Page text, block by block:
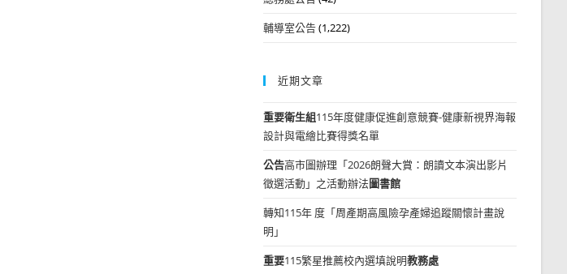
輔導室公告(1,222)
近期文章
重要衛生組115年度健康促進創意競賽-健康新視界海報
設計與電繪比賽得獎名單
公告高市圖辦理「2026朗聲大賞：朗讀文本演出影片
徵選活動」之活動辦法圖書館
轉知115年 度「周產期高風險孕產婦追蹤關懷計畫說
明」
重要115繁星推薦校內選填說明教務處